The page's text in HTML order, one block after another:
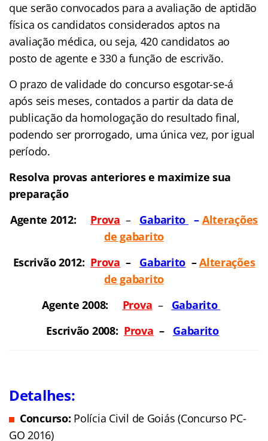
que serão convocados para a avaliação de aptidão
física os candidatos considerados aptos na
avaliação médica, ou seja, 420 candidatos ao
posto de agente e 330 a função de escrivão.
O prazo de validade do concurso esgotar-se-á
após seis meses, contados a partir da data de
publicação da homologação do resultado final,
podendo ser prorrogado, uma única vez, por igual
período.
Resolva provas anteriores e maximize sua
preparação
Agente 2012:
Prova – Gabarito – Alterações
de gabarito
Escrivão 2012: Prova – Gabarito –Alterações
de gabarito
Agente 2008:
Prova – Gabarito
Escrivão 2008: Prova – Gabarito
Detalhes:
Concurso: Polícia Civil de Goiás (Concurso PC-
GO 2016)